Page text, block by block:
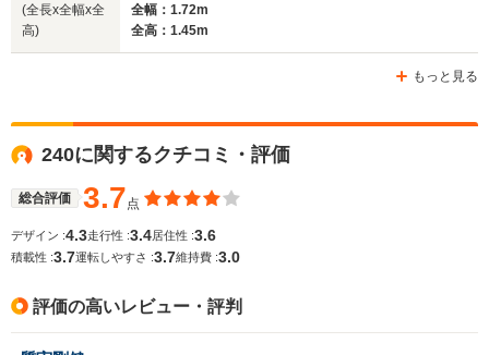
WLTCモード
燃費
排気量
駆動方式
-m
-
2316cc
FR
-
(全長x全幅x全
高)
全幅：1.72m
全高：1.45m
もっと見る
240に関するクチコミ・評価
総合評価 3.7点
デザイン :4.3走行性 :3.4居住性 :3.6
積載性 :3.7運転しやすさ :3.7維持費 :3.0
評価の高いレビュー・評判